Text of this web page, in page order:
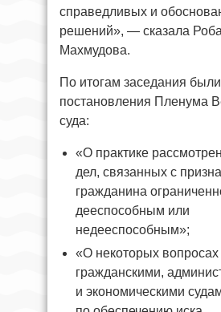
справедливых и
решений», — сказала
Махмудова.
По итогам заседания
постановления Пленума
суда:
«О практике
дел, связанных с
гражданина
дееспособным или
недееспособным»;
«О некоторых
гражданскими,
и экономическими